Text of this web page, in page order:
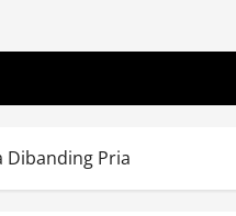
Dibanding Pria